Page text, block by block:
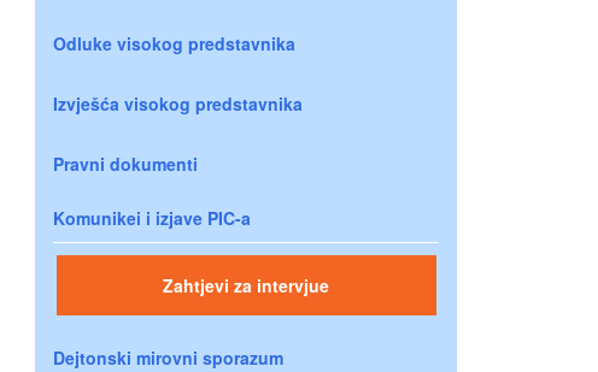
Odluke visokog predstavnika
Izvješća visokog predstavnika
Pravni dokumenti
Komunikei i izjave PIC-a
Zahtjevi za intervjue
Dejtonski mirovni sporazum